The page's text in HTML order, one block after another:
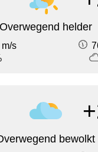
Overwegend helder
m/s
bewolkt